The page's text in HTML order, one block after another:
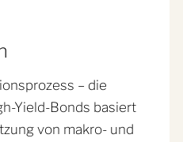
– die
Yield-Bonds basiert
von makro- und